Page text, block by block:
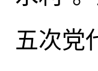
五次党